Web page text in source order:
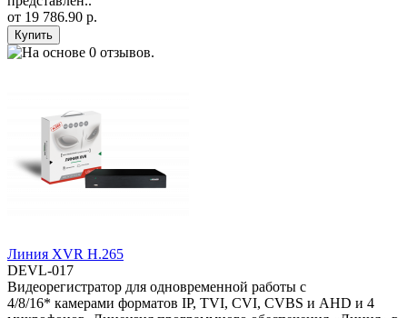
от 19 786.90 р.
Линия XVR H.265
DEVL-017
Видеорегистратор для одновременной работы с
4/8/16* камерами форматов IP, TVI, CVI, CVBS и AHD и 4